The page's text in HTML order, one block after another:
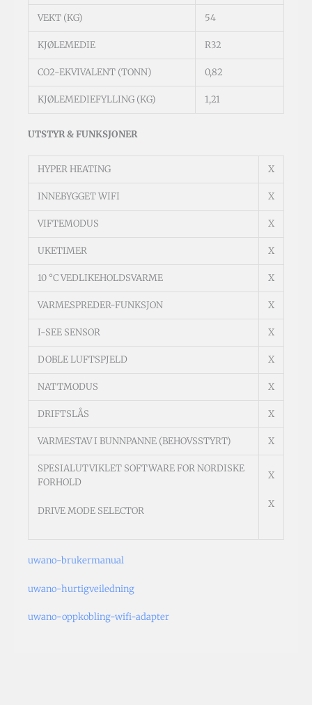
VEKT (KG) 54
KJØLEMEDIE R32
CO2-EKVIVALENT (TONN) 0,82
KJØLEMEDIEFYLLING (KG) 1,21
UTSTYR & FUNKSJONER
HYPER HEATING X
INNEBYGGET WIFI X
VIFTEMODUS X
UKETIMER X
10 °C VEDLIKEHOLDSVARME X
VARMESPREDER-FUNKSJON X
I-SEE SENSOR X
DOBLE LUFTSPJELD X
NATTMODUS X
DRIFTSLÅS X
VARMESTAV I BUNNPANNE (BEHOVSSTYRT) X
SPESIALUTVIKLET SOFTWARE FOR NORDISKE
FORHOLD
DRIVE MODE SELECTOR
X
X
uwano-brukermanual
uwano-hurtigveiledning
uwano-oppkobling-wifi-adapter